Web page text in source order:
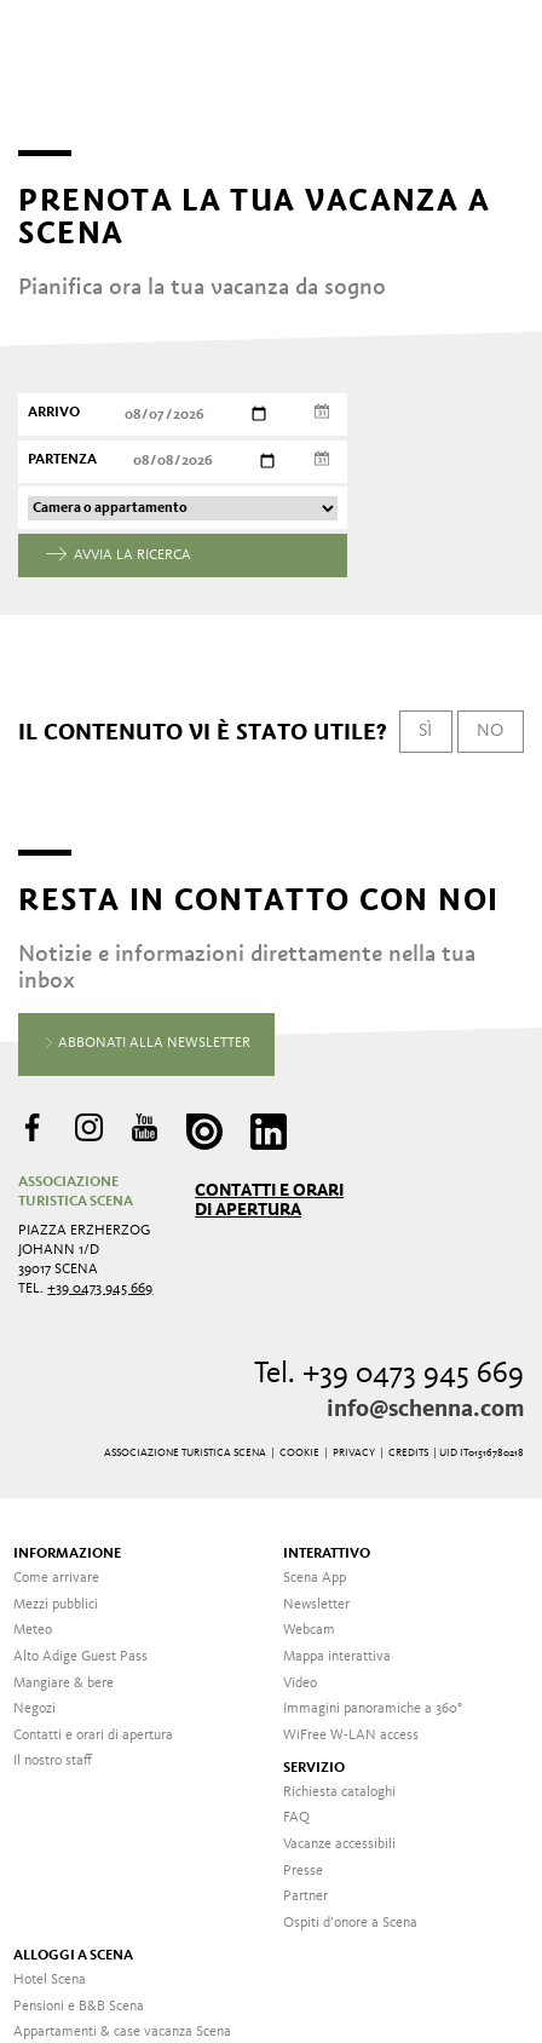
PRENOTA LA TUA VACANZA A
SCENA
Pianifica ora la tua vacanza da sogno
ARRIVO
PARTENZA
AVVIA LA RICERCA
IL CONTENUTO VI È STATO UTILE? SÌ NO
RESTA IN CONTATTO CON NOI
Notizie e informazioni direttamente nella tua
inbox
ABBONATI ALLA NEWSLETTER
ASSOCIAZIONE
TURISTICA SCENA
PIAZZA ERZHERZOG
JOHANN 1/D
39017 SCENA
TEL.+39 0473 945 669
CONTATTI E ORARI
DI APERTURA
Tel. +39 0473 945 669
info@schenna.com
ASSOCIAZIONE TURISTICA SCENA | COOKIE PRIVACY| CREDITS | UID IT01516780218
INFORMAZIONE
Come arrivare
Mezzi pubblici
Meteo
Alto Adige Guest Pass
Mangiare & bere
Negozi
Contatti e orari di apertura
Il nostro staff
INTERATTIVO
Scena App
Newsletter
Webcam
Mappa interattiva
Video
Immagini panoramiche a 360°
WiFree W-LAN access
SERVIZIO
Richiesta cataloghi
FAQ
Vacanze accessibili
Presse
Partner
Ospiti d’onore a Scena
ALLOGGI A SCENA
Hotel Scena
Pensioni e B&B Scena
Appartamenti & case vacanza Scena